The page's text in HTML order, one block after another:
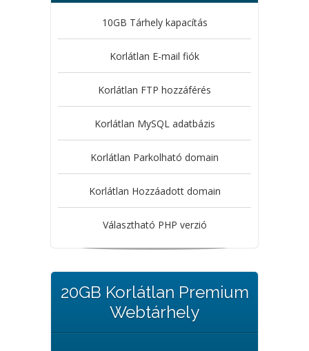
10GB Tárhely kapacítás
Korlátlan E-mail fiók
Korlátlan FTP hozzáférés
Korlátlan MySQL adatbázis
Korlátlan Parkolható domain
Korlátlan Hozzáadott domain
Választható PHP verzió
20GB Korlátlan Premium
Webtárhely